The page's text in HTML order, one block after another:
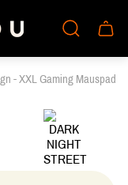
- XXL Gaming Mauspad